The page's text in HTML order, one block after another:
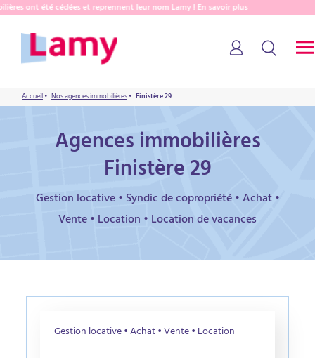
ont été cédées et reprennent leur nom Lamy ! En savoir plus
Accueil• Nos agences immobilières• Finistère 29
Agences immobilières
Finistère 29
Gestion locative • Syndic de copropriété • Achat •
Vente • Location • Location de vacances
Gestion locative • Achat • Vente • Location